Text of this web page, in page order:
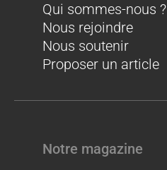
Qui sommes-nous ?
Nous rejoindre
Nous soutenir
Proposer un article
Notre magazine